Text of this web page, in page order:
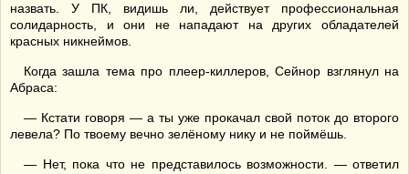
назвать. У ПК, видишь ли, действует профессиональная
солидарность, и они не нападают на других обладателей
красных никнеймов.
Когда зашла тема про плеер-киллеров, Сейнор взглянул на
Абраса:
— Кстати говоря — а ты уже прокачал свой поток до второго
левела? По твоему вечно зелёному нику и не поймёшь.
— Нет, пока что не представилось возможности. — ответил